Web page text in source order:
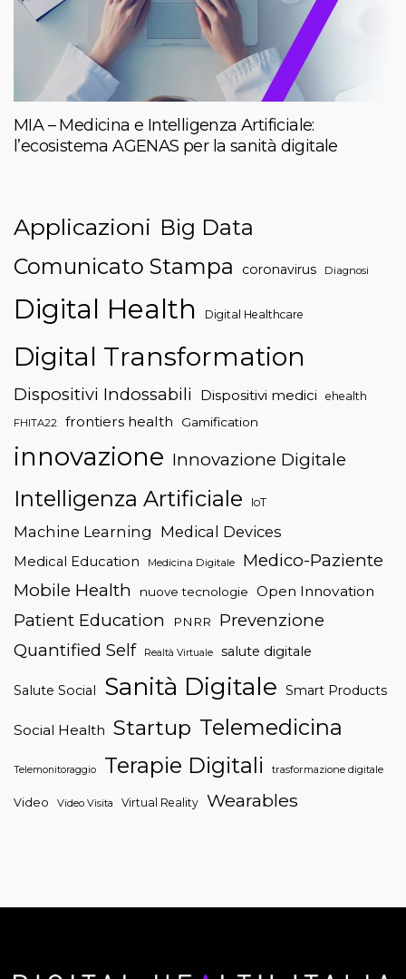
MIA – Medicina e Intelligenza Artificiale:
l’ecosistema AGENAS per la sanità digitale
Applicazioni Big Data
Comunicato Stampa
coronavirus Diagnosi
Digital Health Digital Healthcare
Digital Transformation
Dispositivi Indossabili Dispositivi medici ehealth
FHITA22 frontiers health Gamification
innovazione Innovazione Digitale
Intelligenza Artificiale IoT
Machine Learning Medical Devices
Medical Education Medicina Digitale
Medico-Paziente
Mobile Health
nuove tecnologie Open Innovation
Patient Education PNRR
Prevenzione
Quantified Self
Realtà Virtuale salute digitale
Salute Social Sanità Digitale Smart Products
Social Health Startup Telemedicina
Telemonitoraggio Terapie Digitali trasformazione digitale
Video Video Visita Virtual Reality Wearables